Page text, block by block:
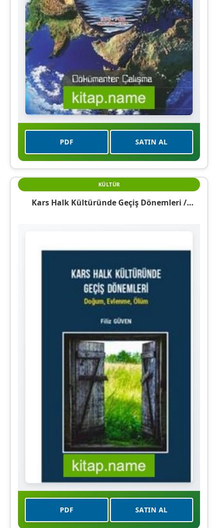
PDF SATIN AL
KÜLTÜR
Kars Halk Kültüründe Geçiş Dönemleri /
PDF SATIN AL